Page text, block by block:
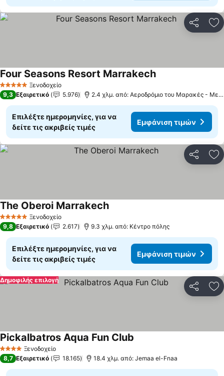
5 Αστέρια Ξενοδοχείο
Four Seasons Resort Marrakech
9,3 Εξαιρετικό 5.976 2.4 χλμ. από: Αεροδρόμιο του Μαρακές - Μενάρε
Επιλέξτε ημερομηνίες, για να
δείτε τις ακριβείς τιμές
Εμφάνιση τιμών
5 Αστέρια Ξενοδοχείο
The Oberoi Marrakech
9,8 Εξαιρετικό 2.617 9.3 χλμ. από: Κέντρο πόλης
Επιλέξτε ημερομηνίες, για να
δείτε τις ακριβείς τιμές
Εμφάνιση τιμών
Δημοφιλής επιλογή
4 ΑστέριαΞενοδοχείο
Pickalbatros Aqua Fun Club
8,7 Εξαιρετικό 18.165 18.4 χλμ. από: Jemaa el-Fnaa